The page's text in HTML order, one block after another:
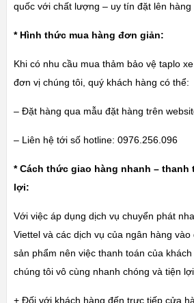
quốc với chất lượng – uy tín đặt lên hàng
* Hình thức mua hàng đơn giản:
Khi có nhu cầu mua thảm bảo vệ taplo
đơn vị chúng tôi, quý khách hàng có thể:
– Đặt hàng qua mẫu đặt hàng trên
– Liên hệ tới số hotline: 0976.256.096
* Cách thức giao hàng nhanh – thanh
lợi:
Với việc áp dụng dịch vụ chuyển phát
Viettel và các dịch vụ của ngân hàng
sản phẩm nên việc thanh toán của
chúng tôi vô cùng nhanh chóng và tiện
+ Đối với khách hàng đến trực tiếp cửa